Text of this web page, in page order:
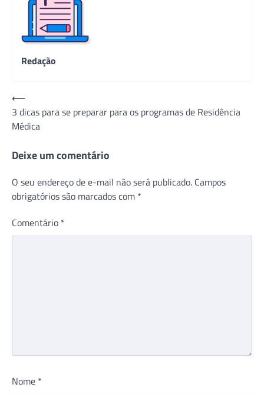
Redação
Navegação
de
Post
⟵
3 dicas para se preparar para os programas de Residência
Médica
Deixe um comentário
O seu endereço de e-mail não será publicado. Campos
obrigatórios são marcados com *
Comentário *
Nome *